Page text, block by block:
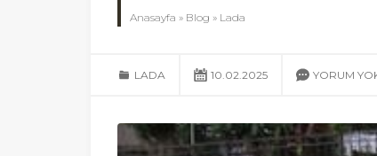
Anasayfa » Blog » Lada
LADA 10.02.2025 YORUM